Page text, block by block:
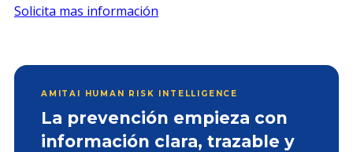
Solicita mas información
AMITAI HUMAN RISK INTELLIGENCE
La prevención empieza con
información clara, trazable y